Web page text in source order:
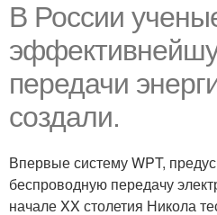
В России
передачи
создали.
Впервые систему WPT,
беспроводную передачу
начале XX столетия Никола